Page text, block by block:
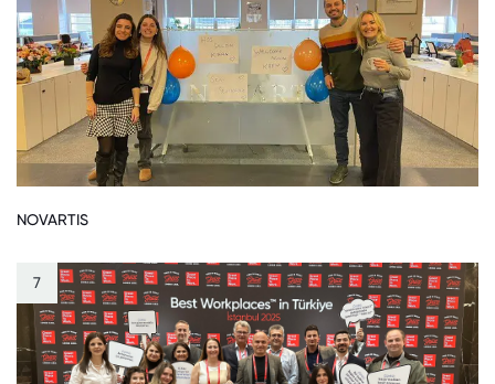
NOVARTIS
7